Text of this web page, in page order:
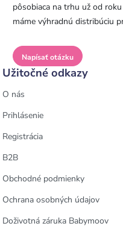
pôsobiaca na trhu už od
máme výhradnú distribúciu
Napísať otázku
Užitočné odkazy
O nás
Prihlásenie
Registrácia
B2B
Obchodné podmienky
Ochrana osobných údajov
Doživotná záruka Babymoov